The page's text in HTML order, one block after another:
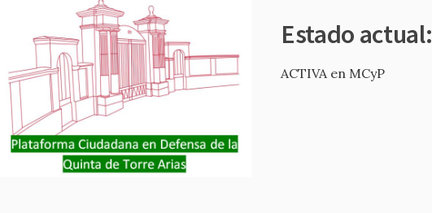
Estado actual:
ACTIVA en MCyP